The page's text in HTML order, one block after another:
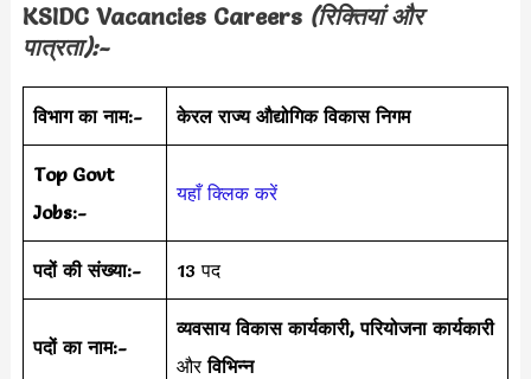
KSIDC Vacancies Careers (रिक्तियां और
पात्रता):-
विभाग का नाम:- केरल राज्य औद्योगिक विकास निगम
Top Govt
Jobs:-
यहाँ क्लिक करें
पदों की संख्या:- 13 पद
पदों का नाम:-
व्यवसाय विकास कार्यकारी, परियोजना कार्यकारी
औरविभिन्न